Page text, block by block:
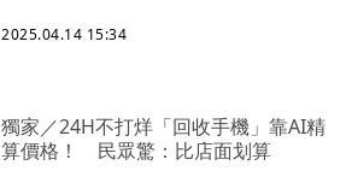
2025.04.14 15:34
獨家／24H不打烊「回收手機」靠AI精
算價格！ 民眾驚：比店面划算